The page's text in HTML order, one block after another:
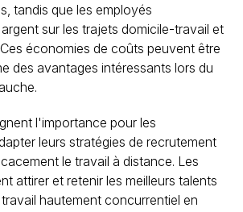
tandis que les employés
sur les trajets domicile-travail et
économies de coûts peuvent être
des avantages intéressants lors du
l'importance pour les
leurs stratégies de recrutement
le travail à distance. Les
attirer et retenir les meilleurs talents
hautement concurrentiel en